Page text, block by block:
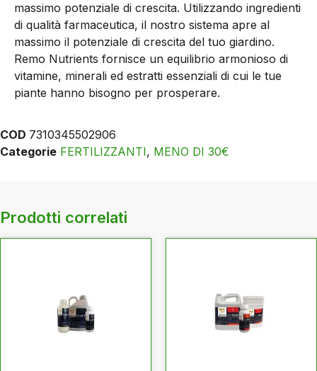
massimo potenziale di crescita. Utilizzando ingredienti
di qualità farmaceutica, il nostro sistema apre al
massimo il potenziale di crescita del tuo giardino.
Remo Nutrients fornisce un equilibrio armonioso di
vitamine, minerali ed estratti essenziali di cui le tue
piante hanno bisogno per prosperare.
COD 7310345502906
Categorie FERTILIZZANTI, MENO DI 30€
Prodotti correlati